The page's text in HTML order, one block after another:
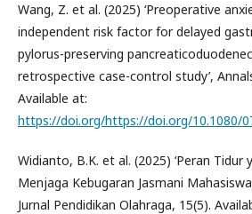
Wang, Z. et al. (2025) ‘Preoperative
independent risk factor for delayed
pylorus-preserving
retrospective case-control study’,
Available at:
https://doi.org/https://doi.org/10.1080/
Widianto, B.K. et al. (2025) ‘Peran Tidur
Menjaga Kebugaran Jasmani Mahasiswa
Jurnal Pendidikan Olahraga, 15(5).